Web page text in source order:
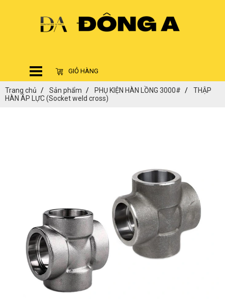
GIỎ HÀNG
Trang chủ Sản phẩm PHỤ KIỆN HÀN LỒNG 3000#
THẬP
HÀN ÁP LỰC (Socket weld cross)